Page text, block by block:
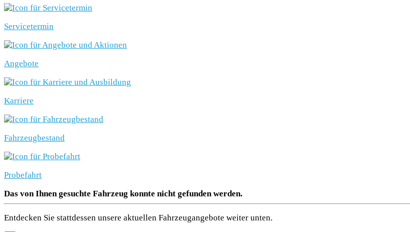
Servicetermin
Angebote
Karriere
Fahrzeugbestand
Probefahrt
Das von Ihnen gesuchte Fahrzeug konnte nicht gefunden werden.
Entdecken Sie stattdessen unsere aktuellen Fahrzeugangebote weiter unten.